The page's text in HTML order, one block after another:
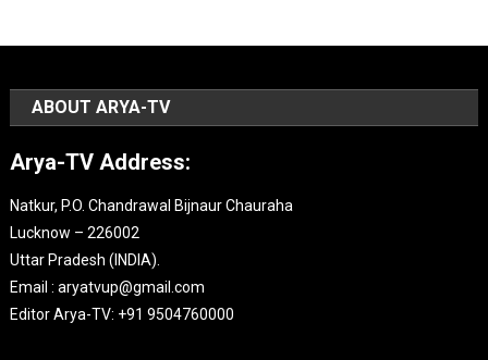
ABOUT ARYA-TV
Arya-TV Address:
Natkur, P.O. Chandrawal Bijnaur Chauraha
Lucknow – 226002
Uttar Pradesh (INDIA).
Email : aryatvup@gmail.com
Editor Arya-TV: +91 9504760000